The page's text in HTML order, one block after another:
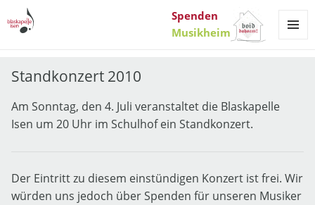
Spenden
Musikheim
Standkonzert 2010
Am Sonntag, den 4. Juli veranstaltet die Blaskapelle
Isen um 20 Uhr im Schulhof ein Standkonzert.
Der Eintritt zu diesem einstündigen Konzert ist frei. Wir
würden uns jedoch über Spenden für unseren Musiker